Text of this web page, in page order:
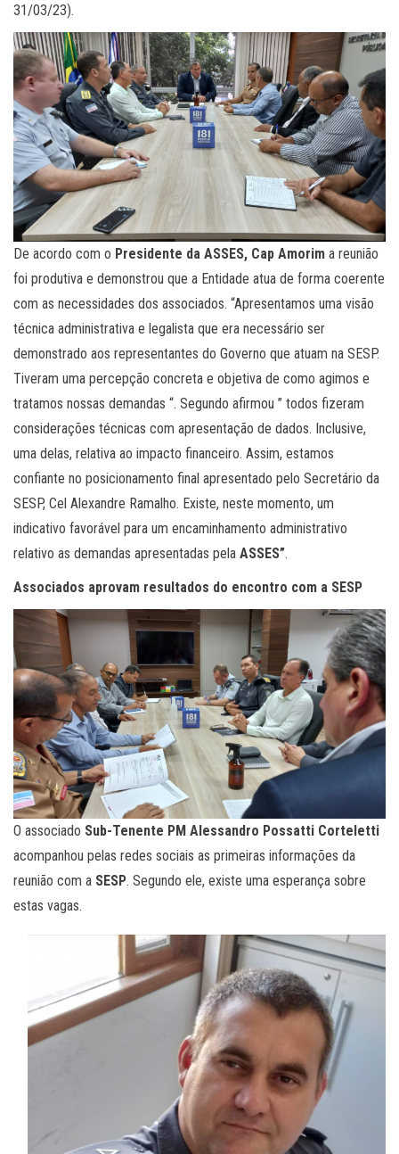
31/03/23).
De acordo com o Presidente da ASSES, Cap Amorim a reunião
foi produtiva e demonstrou que a Entidade atua de forma coerente
com as necessidades dos associados. “Apresentamos uma visão
técnica administrativa e legalista que era necessário ser
demonstrado aos representantes do Governo que atuam na SESP.
Tiveram uma percepção concreta e objetiva de como agimos e
tratamos nossas demandas “. Segundo afirmou ” todos fizeram
considerações técnicas com apresentação de dados. Inclusive,
uma delas, relativa ao impacto financeiro. Assim, estamos
confiante no posicionamento final apresentado pelo Secretário da
SESP, Cel Alexandre Ramalho. Existe, neste momento, um
indicativo favorável para um encaminhamento administrativo
relativo as demandas apresentadas pela ASSES”.
Associados aprovam resultados do encontro com a SESP
O associado Sub-Tenente PM Alessandro Possatti Corteletti
acompanhou pelas redes sociais as primeiras informações da
reunião com a SESP. Segundo ele, existe uma esperança sobre
estas vagas.